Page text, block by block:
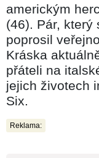
americkým
(46). Pár, který
poprosil
Kráska
přáteli na
jejich životech
Six.
Reklama: